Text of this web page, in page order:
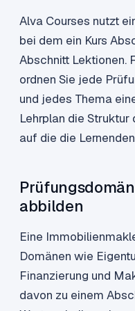
Alva Courses nutzt
bei dem ein Kurs
Abschnitt Lektionen.
ordnen Sie jede
und jedes Thema
Lehrplan die
auf die die
abbilden
Eine
Domänen wie
Finanzierung und
davon zu einem